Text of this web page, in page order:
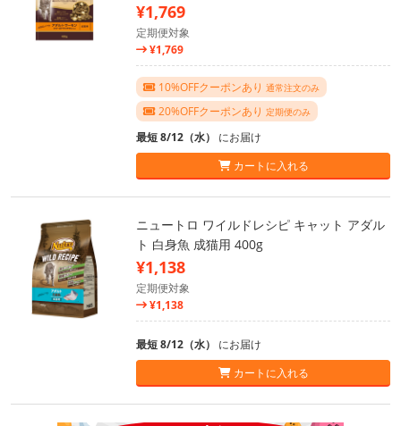
¥1,769
定期便対象
¥1,769
10%OFFクーポンあり 通常注文のみ
20%OFFクーポンあり 定期便のみ
最短 8/12（水） にお届け
カートに入れる
ニュートロ ワイルドレシピ キャット アダル
ト 白身魚 成猫用 400g
¥1,138
定期便対象
¥1,138
最短 8/12（水） にお届け
カートに入れる